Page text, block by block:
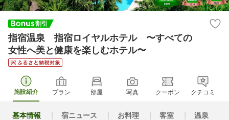
指宿温泉 指宿ロイヤルホテル 〜すべての
女性へ美と健康を楽しむホテル〜
施設紹介 プラン 部屋 写真 クーポン クチコミ
基本情報 宿ニュース お料理 客室 温泉